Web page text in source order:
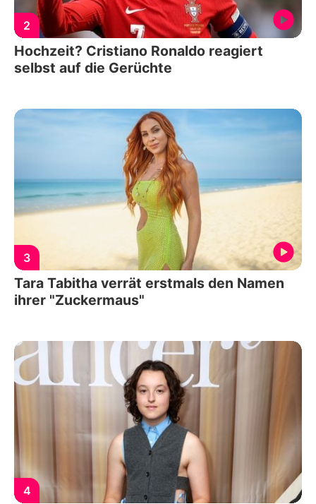
2
Hochzeit? Cristiano Ronaldo reagiert
selbst auf die Gerüchte
3
Tara Tabitha verrät erstmals den Namen
ihrer "Zuckermaus"
4